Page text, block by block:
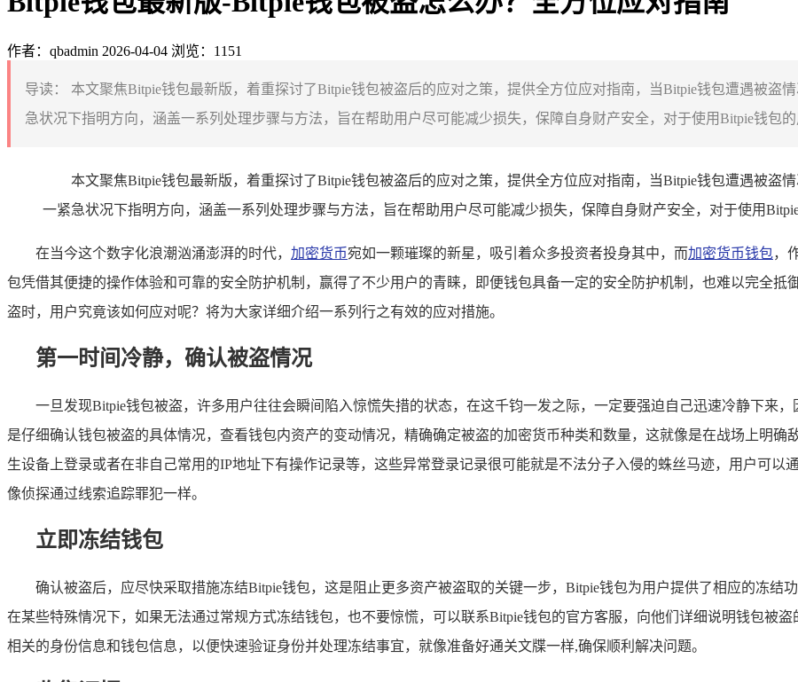
作者：qbadmin 2026-04-04 浏览：1151
导读：
本文聚焦Bitpie钱包最新版，着重探讨了Bitpie钱包被盗后的应对之策，提供全方位应对指南，当Bitpie钱包遭遇被盗
急状况下指明方向，涵盖一系列处理步骤与方法，旨在帮助用户尽可能减少损失，保障自身财产安全，对于使用Bitpie钱包
本文聚焦Bitpie钱包最新版，着重探讨了Bitpie钱包被盗后的应对之策，提供全方位应对指南，当Bitpie钱包遭遇被盗
一紧急状况下指明方向，涵盖一系列处理步骤与方法，旨在帮助用户尽可能减少损失，保障自身财产安全，对于使用
在当今这个数字化浪潮汹涌澎湃的时代， 加密货币宛如一颗璀璨的新星，吸引着众多投资者投身其中，而加密货币钱包，
包凭借其便捷的操作体验和可靠的安全防护机制，赢得了不少用户的青睐，即便钱包具备一定的安全防护机制，也难以完全
盗时，用户究竟该如何应对呢？将为大家详细介绍一系列行之有效的应对措施。
第一时间冷静，确认被盗情况
一旦发现Bitpie钱包被盗，许多用户往往会瞬间陷入惊慌失措的状态，在这千钧一发之际，一定要强迫自己迅速冷静下来
是仔细确认钱包被盗的具体情况，查看钱包内资产的变动情况，精确确定被盗的加密货币种类和数量，这就像是在战场上明
生设备上登录或者在非自己常用的IP地址下有操作记录等，这些异常登录记录很可能就是不法分子入侵的蛛丝马迹，用户可以
像侦探通过线索追踪罪犯一样。
立即冻结钱包
确认被盗后，应尽快采取措施冻结Bitpie钱包，这是阻止更多资产被盗取的关键一步，Bitpie钱包为用户提供了相应的冻结
在某些特殊情况下，如果无法通过常规方式冻结钱包，也不要惊慌，可以联系Bitpie钱包的官方客服，向他们详细说明钱包被
相关的身份信息和钱包信息，以便快速验证身份并处理冻结事宜，就像准备好通关文牒一样,确保顺利解决问题。